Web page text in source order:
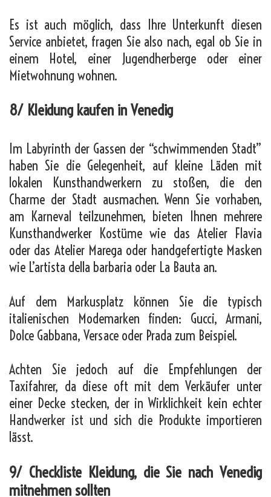
Es ist auch möglich, dass Ihre Unterkunft diesen
Service anbietet, fragen Sie also nach, egal ob Sie in
einem Hotel, einer Jugendherberge oder einer
Mietwohnung wohnen.
8/ Kleidung kaufen in Venedig
Im Labyrinth der Gassen der “schwimmenden Stadt”
haben Sie die Gelegenheit, auf kleine Läden mit
lokalen Kunsthandwerkern zu stoßen, die den
Charme der Stadt ausmachen. Wenn Sie vorhaben,
am Karneval teilzunehmen, bieten Ihnen mehrere
Kunsthandwerker Kostüme wie das Atelier Flavia
oder das Atelier Marega oder handgefertigte Masken
wie L’artista della barbaria oder La Bauta an.
Auf dem Markusplatz können Sie die typisch
italienischen Modemarken finden: Gucci, Armani,
Dolce Gabbana, Versace oder Prada zum Beispiel.
Achten Sie jedoch auf die Empfehlungen der
Taxifahrer, da diese oft mit dem Verkäufer unter
einer Decke stecken, der in Wirklichkeit kein echter
Handwerker ist und sich die Produkte importieren
lässt.
9/ Checkliste Kleidung, die Sie nach Venedig
mitnehmen sollten